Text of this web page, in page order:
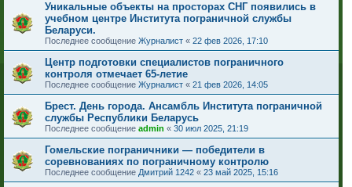
Уникальные объекты на просторах СНГ появились в
учебном центре Института пограничной службы
Беларуси.
Последнее сообщение Журналист « 22 фев 2026, 17:10
Центр подготовки специалистов пограничного
контроля отмечает 65-летие
Последнее сообщение Журналист « 21 фев 2026, 14:05
Брест. День города. Ансамбль Института пограничной
службы Республики Беларусь
Последнее сообщение admin « 30 июл 2025, 21:19
Гомельские пограничники — победители в
соревнованиях по пограничному контролю
Последнее сообщение Дмитрий 1242 « 23 май 2025, 15:16